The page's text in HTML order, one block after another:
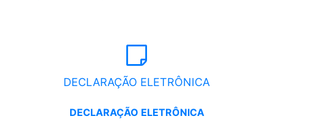
DECLARAÇÃO ELETRÔNICA
DECLARAÇÃO ELETRÔNICA